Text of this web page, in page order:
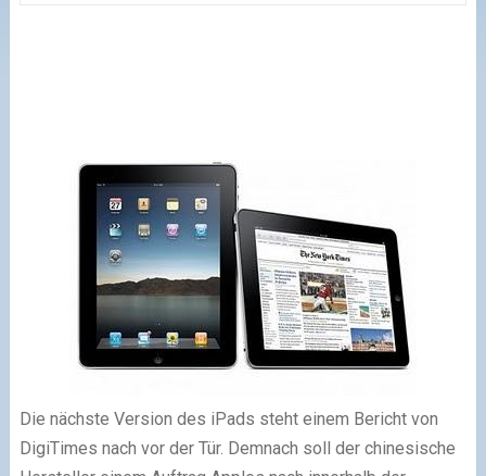
Die nächste Version des iPads steht einem Bericht von
DigiTimes nach vor der Tür. Demnach soll der chinesische